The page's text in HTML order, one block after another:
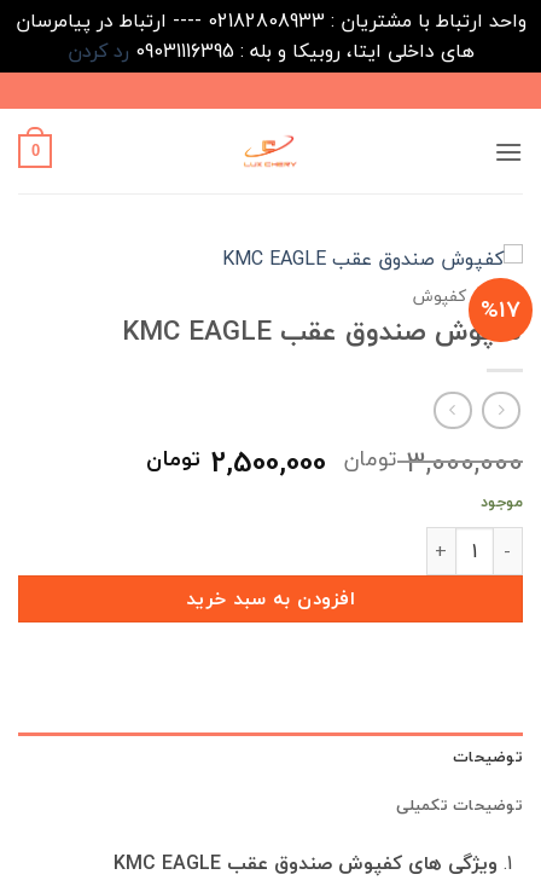
واحد ارتباط با مشتریان : 02182808933 ---- ارتباط در پیامرسان
های داخلی ایتا، روبیکا و بله : 09031116395
رد کردن
to
content
0
%17
خانه / کفپوش
کفپوش صندوق عقب KMC EAGLE
3,000,000 تومان قیمت
اصلی
2,500,000 تومان
موجود
کفپوش صندوق عقب KMC EAGLE عدد
افزودن به سبد خرید
توضیحات
توضیحات تکمیلی
ویژگی های کفپوش صندوق عقب KMC EAGLE